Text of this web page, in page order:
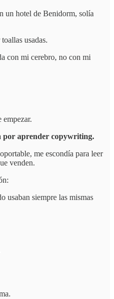
un hotel de Benidorm, solía
usadas.
con mi cerebro, no con mi
por aprender copywriting.
me escondía para leer
venden.
usaban siempre las mismas